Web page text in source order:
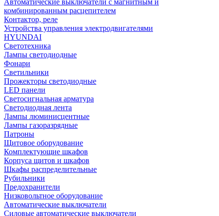
Автоматические выключатели с магнитным и
комбинированным расцепителем
Контактор, реле
Устройства управления электродвигателями
HYUNDAI
Светотехника
Лампы светодиодные
Фонари
Светильники
Прожекторы светодиодные
LED панели
Светосигнальная арматура
Светодиодная лента
Лампы люминисцентные
Лампы газоразрядные
Патроны
Щитовое оборудование
Комплектующие шкафов
Корпуса щитов и шкафов
Шкафы распределительные
Рубильники
Предохранители
Низковольтное оборудование
Автоматические выключатели
Силовые автоматические выключатели